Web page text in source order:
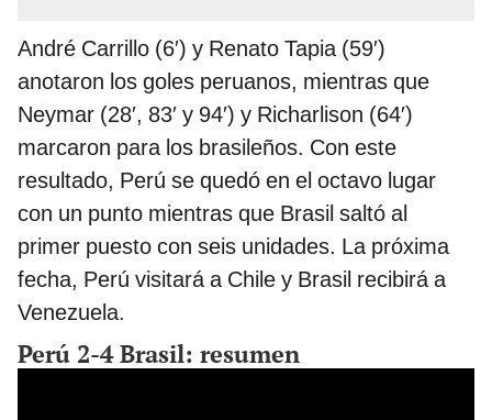
André Carrillo (6′) y Renato Tapia (59′)
anotaron los goles peruanos, mientras que
Neymar (28′, 83′ y 94′) y Richarlison (64′)
marcaron para los brasileños. Con este
resultado, Perú se quedó en el octavo lugar
con un punto mientras que Brasil saltó al
primer puesto con seis unidades. La próxima
fecha, Perú visitará a Chile y Brasil recibirá a
Venezuela.
Perú 2-4 Brasil: resumen